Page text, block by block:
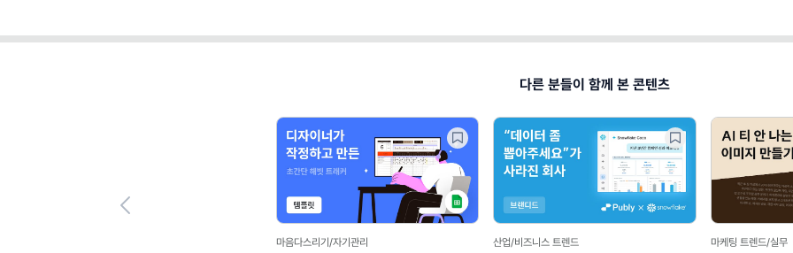
다른 분들이 함께 본 콘텐츠
마음다스리기/자기관리 산업/비즈니스 트렌드 마케팅 트렌드/실무